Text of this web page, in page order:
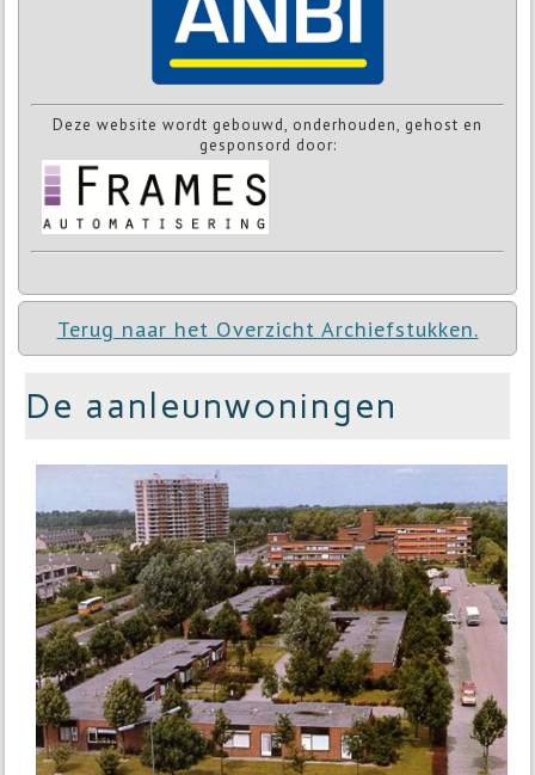
Deze website wordt gebouwd, onderhouden, gehost en
gesponsord door:
Terug naar het Overzicht Archiefstukken.
De aanleunwoningen